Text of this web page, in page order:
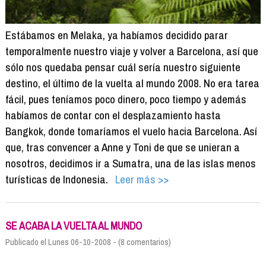
Estábamos en Melaka, ya habíamos decidido parar
temporalmente nuestro viaje y volver a Barcelona, así que
sólo nos quedaba pensar cuál sería nuestro siguiente
destino, el último de la vuelta al mundo 2008. No era tarea
fácil, pues teníamos poco dinero, poco tiempo y además
habíamos de contar con el desplazamiento hasta
Bangkok, donde tomaríamos el vuelo hacia Barcelona. Así
que, tras convencer a Anne y Toni de que se unieran a
nosotros, decidimos ir a Sumatra, una de las islas menos
turísticas de Indonesia. Leer más >>
SE ACABA LA VUELTA AL MUNDO
Publicado el Lunes 06-10-2008 - (8 comentarios)